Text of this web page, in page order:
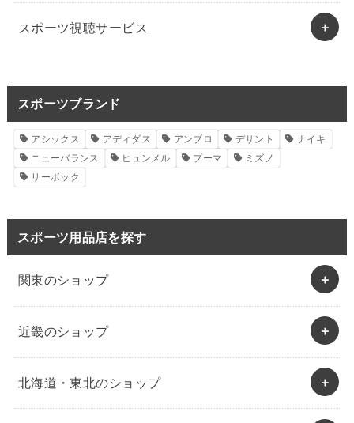
スポーツ視聴サービス
スポーツブランド
アシックス アディダス アンブロ デサント
ナイキ
ニューバランス
ヒュンメル プーマ
ミズノ
リーボック
スポーツ用品店を探す
関東のショップ
近畿のショップ
北海道・東北のショップ